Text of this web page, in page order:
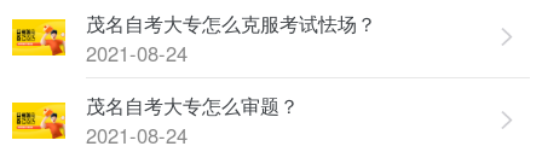
茂名自考大专怎么克服考试怯场？
2021-08-24
茂名自考大专怎么审题？
2021-08-24